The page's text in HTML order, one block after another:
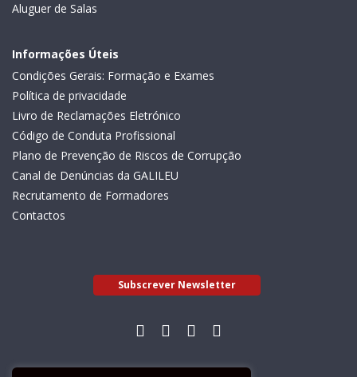
Aluguer de Salas
Informações Úteis
Condições Gerais: Formação e Exames
Política de privacidade
Livro de Reclamações Eletrónico
Código de Conduta Profissional
Plano de Prevenção de Riscos de Corrupção
Canal de Denúncias da GALILEU
Recrutamento de Formadores
Contactos
Subscrever Newsletter